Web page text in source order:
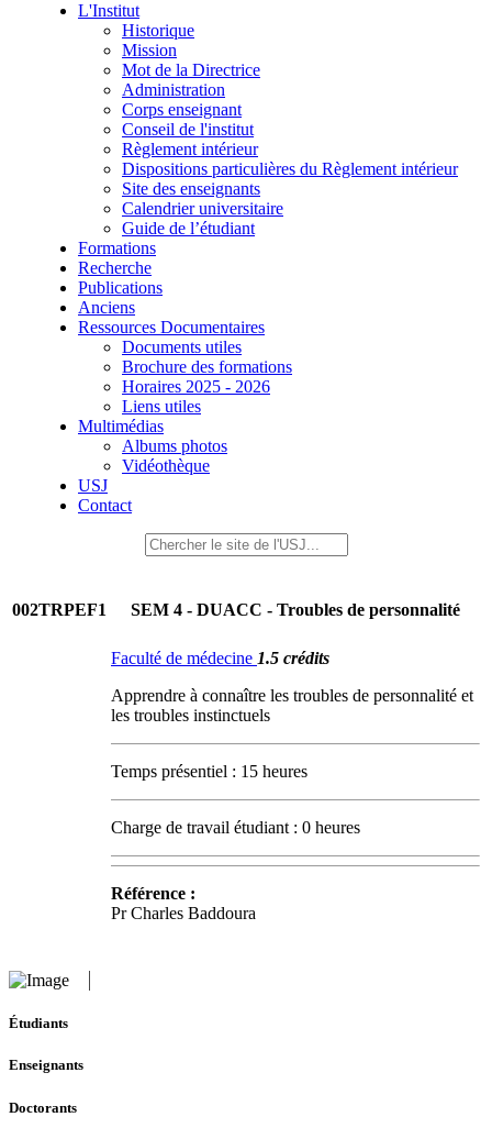
L'Institut
Historique
Mission
Mot de la Directrice
Administration
Corps enseignant
Conseil de l'institut
Règlement intérieur
Dispositions particulières du Règlement intérieur
Site des enseignants
Calendrier universitaire
Guide de l’étudiant
Formations
Recherche
Publications
Anciens
Ressources Documentaires
Documents utiles
Brochure des formations
Horaires 2025 - 2026
Liens utiles
Multimédias
Albums photos
Vidéothèque
USJ
Contact
002TRPEF1 SEM 4 - DUACC - Troubles de personnalité
Faculté de médecine 1.5 crédits
Apprendre à connaître les troubles de personnalité et
les troubles instinctuels
Temps présentiel : 15 heures
Charge de travail étudiant : 0 heures
Référence :
Pr Charles Baddoura
Étudiants
Enseignants
Doctorants